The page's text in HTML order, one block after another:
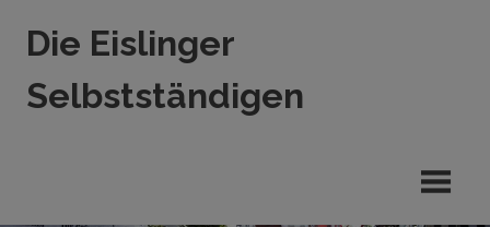
InhaltDie Eislinger
Selbstständigen
in